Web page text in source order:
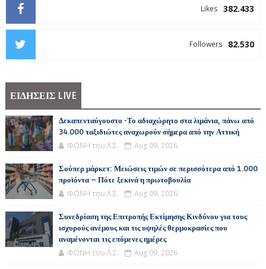
382.433
Likes
82.530
Followers
ΕΙΔΗΣΕΙΣ LIVE
Δεκαπενταύγουστο -Το αδιαχώρητο στα λιμάνια, πάνω από
34.000 ταξιδιώτες αναχωρούν σήμερα από την Αττική
ΦΩΝΗ του Λ.Σ. Aug 09, 2026
Σούπερ μάρκετ: Μειώσεις τιμών σε περισσότερα από 1.000
προϊόντα – Πότε ξεκινά η πρωτοβουλία
ΦΩΝΗ του Λ.Σ. Aug 09, 2026
Συνεδρίαση της Επιτροπής Εκτίμησης Κινδύνου για τους
ισχυρούς ανέμους και τις υψηλές θερμοκρασίες που
αναμένονται τις επόμενες ημέρες
ΦΩΝΗ του Λ.Σ. Aug 09, 2026